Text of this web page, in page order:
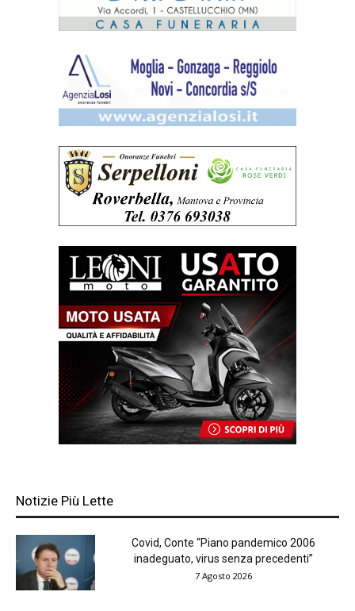
Notizie Più Lette
Covid, Conte “Piano pandemico 2006
inadeguato, virus senza precedenti”
7 Agosto 2026